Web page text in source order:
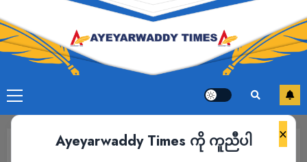
×
Ayeyarwaddy Times ကို ကူညီပါ